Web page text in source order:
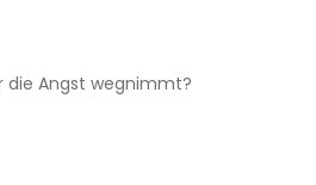
die Angst wegnimmt?